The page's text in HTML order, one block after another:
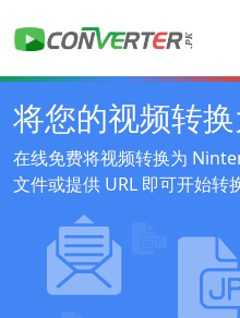
将您的视频转
在线免费将视频转换为
文件或提供 URL 即可开始转